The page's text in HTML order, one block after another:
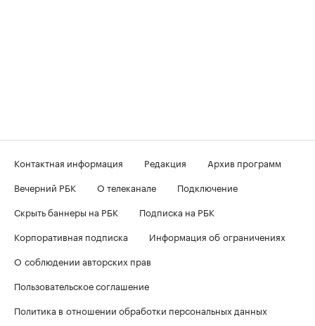
Контактная информация Редакция
Архив программ
Вечерний РБК
О телеканале
Подключение
Скрыть баннеры на РБК
Подписка на РБК
Корпоративная подписка
Информация об ограничениях
О соблюдении авторских прав
Пользовательское соглашение
Политика в отношении обработки персональных данных